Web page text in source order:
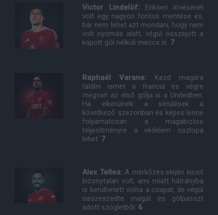
Victor Lindelöf: Eriksen lövésénél
volt egy nagyon fontos mentése és,
bár nem lehet azt mondani, hogy nem
volt nyomás alatt, végül összejött a
kapott gól nélküli meccs is. 7
Raphaël Varane: Kezd magára
találni ismét a francia és végre
megvan az első gólja is a Unitedben.
Ha elkerülnék a sérülések a
következő szezonban és képes lenne
folyamatosan a magabiztos
teljesítményre a védelem oszlopa
lehet. 7
Alex Telles: A mérkőzés elején kicsit
bizonytalan volt, ami miatt hátrányba
is kerülhetett volna a csapat, de végül
összeszedte magát és gólpasszt
adott szögletből. 6